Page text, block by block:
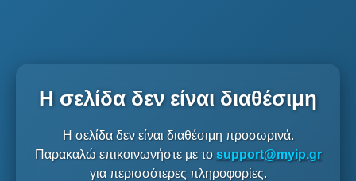
Η σελίδα δεν είναι διαθέσιμη
Η σελίδα δεν είναι διαθέσιμη προσωρινά.
Παρακαλώ επικοινωνήστε με το support@myip.gr
για περισσότερες πληροφορίες.